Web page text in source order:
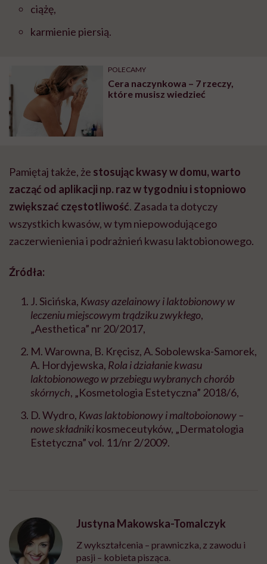
ciążę,
karmienie piersią.
POLECAMY
Cera naczynkowa – 7 rzeczy,
które musisz wiedzieć
Pamiętaj także, że stosując kwasy w domu, warto
zacząć od aplikacji np. raz w tygodniu i stopniowo
zwiększać częstotliwość. Zasada ta dotyczy
wszystkich kwasów, w tym niepowodującego
zaczerwienienia i podrażnień kwasu laktobionowego.
Źródła:
J. Sicińska, Kwasy azelainowy i laktobionowy w
leczeniu miejscowym trądziku zwykłego,
„Aesthetica” nr 20/2017,
M. Warowna, B. Kręcisz, A. Sobolewska-Samorek,
A. Hordyjewska, Rola i działanie kwasu
laktobionowego w przebiegu wybranych chorób
skórnych, „Kosmetologia Estetyczna” 2018/6,
D. Wydro, Kwas laktobionowy i maltoboionowy –
nowe składnikikosmeceutyków, „Dermatologia
Estetyczna”vol. 11/nr 2/2009.
Justyna Makowska-Tomalczyk
Z wykształcenia – prawniczka, z zawodu i
pasji – kobieta pisząca.